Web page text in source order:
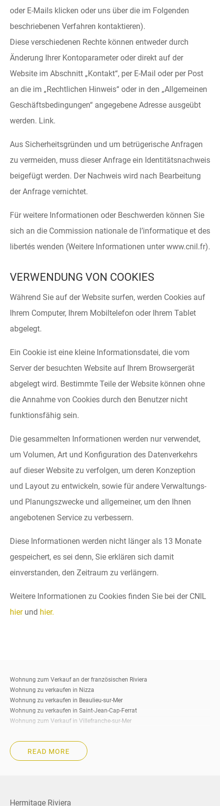
oder E-Mails klicken oder uns über die im Folgenden
beschriebenen Verfahren kontaktieren).
Diese verschiedenen Rechte können entweder durch
Änderung Ihrer Kontoparameter oder direkt auf der
Website im Abschnitt „Kontakt“, per E-Mail oder per Post
an die im „Rechtlichen Hinweis“ oder in den „Allgemeinen
Geschäftsbedingungen“ angegebene Adresse ausgeübt
werden. Link.
Aus Sicherheitsgründen und um betrügerische Anfragen
zu vermeiden, muss dieser Anfrage ein Identitätsnachweis
beigefügt werden. Der Nachweis wird nach Bearbeitung
der Anfrage vernichtet.
Für weitere Informationen oder Beschwerden können Sie
sich an die Commission nationale de l’informatique et des
libertés wenden (Weitere Informationen unter www.cnil.fr).
VERWENDUNG VON COOKIES
Während Sie auf der Website surfen, werden Cookies auf
Ihrem Computer, Ihrem Mobiltelefon oder Ihrem Tablet
abgelegt.
Ein Cookie ist eine kleine Informationsdatei, die vom
Server der besuchten Website auf Ihrem Browsergerät
abgelegt wird. Bestimmte Teile der Website können ohne
die Annahme von Cookies durch den Benutzer nicht
funktionsfähig sein.
Die gesammelten Informationen werden nur verwendet,
um Volumen, Art und Konfiguration des Datenverkehrs
auf dieser Website zu verfolgen, um deren Konzeption
und Layout zu entwickeln, sowie für andere Verwaltungs-
und Planungszwecke und allgemeiner, um den Ihnen
angebotenen Service zu verbessern.
Diese Informationen werden nicht länger als 13 Monate
gespeichert, es sei denn, Sie erklären sich damit
einverstanden, den Zeitraum zu verlängern.
Weitere Informationen zu Cookies finden Sie bei der CNIL
hierund hier.
Wohnung zum Verkauf an der französischen Riviera
Wohnung zu verkaufen in Nizza
Wohnung zu verkaufen in Beaulieu-sur-Mer
Wohnung zu verkaufen in Saint-Jean-Cap-Ferrat
Wohnung zum Verkauf in Villefranche-sur-Mer
Wohnung zu verkaufen in Cap-d’Ail
Wohnung zum Verkauf in Roquebrune-Cap-Martin
Wohnung zum Verkauf in Beausoleil
Wohnung zu verkaufen Südfrankreich
READ MORE
Hermitage Riviera